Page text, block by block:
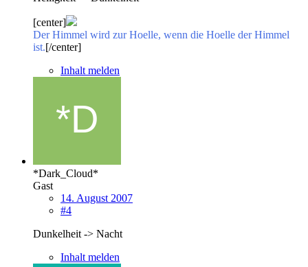
[center]
Der Himmel wird zur Hoelle, wenn die Hoelle der Himmel
ist.[/center]
Inhalt melden
*Dark_Cloud*
Gast
14. August 2007
#4
Dunkelheit -> Nacht
Inhalt melden